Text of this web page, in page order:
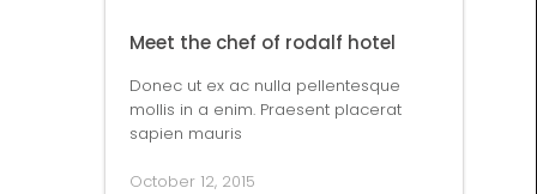
Meet the chef of rodalf hotel
Donec ut ex ac nulla pellentesque
mollis in a enim. Praesent placerat
sapien mauris
October 12, 2015